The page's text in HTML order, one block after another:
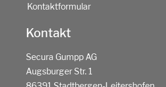
Kontaktformular
Kontakt
Secura Gumpp AG
Augsburger Str. 1